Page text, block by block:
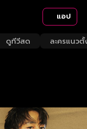
แอป
ดูทีวีสด ละครแนวตั้